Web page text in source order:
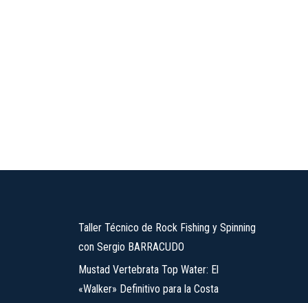
Taller Técnico de Rock Fishing y Spinning
con Sergio BARRACUDO
Mustad Vertebrata Top Water: El
«Walker» Definitivo para la Costa